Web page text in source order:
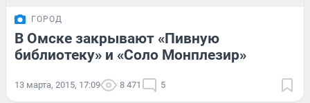
ГОРОД
В Омске закрывают «Пивную
библиотеку» и «Соло Монплезир»
13 марта, 2015, 17:09 8 471 5